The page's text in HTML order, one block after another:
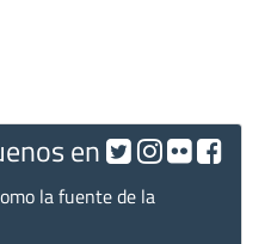
en
la fuente de la